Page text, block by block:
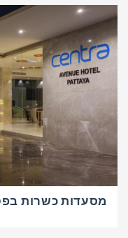
מסעדות כשרות